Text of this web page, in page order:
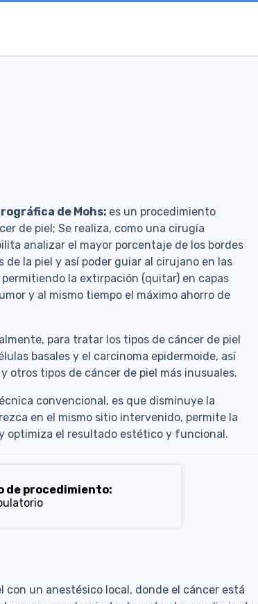
de Mohs: es un procedimiento
de piel; Se realiza, como una cirugía
analizar el mayor porcentaje de los bordes
de la piel y así poder guiar al cirujano en las
la extirpación (quitar) en capas
y al mismo tiempo el máximo ahorro de
para tratar los tipos de cáncer de piel
basales y el carcinoma epidermoide, así
otros tipos de cáncer de piel más inusuales.
convencional, es que disminuye la
en el mismo sitio intervenido, permite la
optimiza el resultado estético y funcional.
de procedimiento:
con un anestésico local, donde el cáncer está